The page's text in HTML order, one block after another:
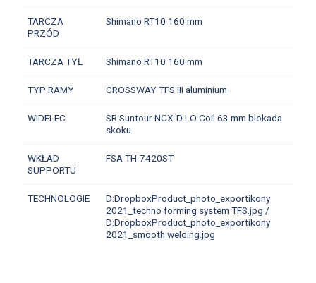
TARCZA
PRZÓD
Shimano RT10 160 mm
TARCZA TYŁ Shimano RT10 160 mm
TYP RAMY CROSSWAY TFS III aluminium
WIDELEC
SR Suntour NCX-D LO Coil 63 mm blokada
skoku
WKŁAD
SUPPORTU
FSA TH-7420ST
TECHNOLOGIE
D:DropboxProduct_photo_exportikony
2021_techno forming system TFS.jpg /
D:DropboxProduct_photo_exportikony
2021_smooth welding.jpg